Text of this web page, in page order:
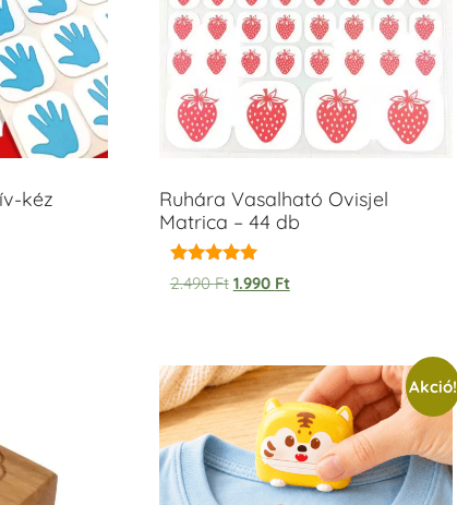
kéz
Ruhára Vasalható Ovisjel
Matrica – 44 db
Értékelés:
5.00
2.490Ft 1.990 Ft
Akció!